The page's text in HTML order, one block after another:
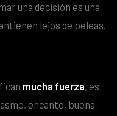
una decisión es una
lejos de peleas.
mucha fuerza, es
encanto, buena